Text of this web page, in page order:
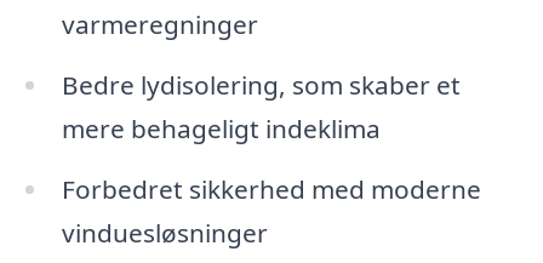
varmeregninger
Bedre lydisolering, som skaber et
mere behageligt indeklima
Forbedret sikkerhed med moderne
vinduesløsninger